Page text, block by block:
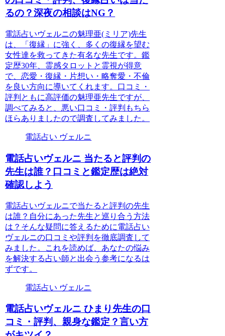
るの？深夜の相談はNG？
電話占いヴェルニの魅理亜(ミリア)先生
は、「復縁」に強く、多くの復縁を望む
女性達を救ってきた有名な先生です。鑑
定歴30年、霊感タロットと霊視が得意
で、恋愛・復縁・片想い・略奪愛・不倫
を良い方向に導いてくれます。口コミ・
評判ともに高評価の魅理亜先生ですが、
調べてみると、悪い口コミ・評判もちら
ほらありましたので調査してみました。
電話占い ヴェルニ
電話占いヴェルニ 当たると評判の
先生は誰？口コミと鑑定歴は絶対
確認しよう
電話占いヴェルニで当たると評判の先生
は誰？自分にあった先生と巡り合う方法
は？そんな疑問に答えるために電話占い
ヴェルニの口コミや評判を徹底調査して
みました。これを読めば、あなたの悩み
を解決する占い師と出会う参考になるは
ずです。
電話占い ヴェルニ
電話占いヴェルニ ひまり先生の口
コミ・評判、親身な鑑定？言い方